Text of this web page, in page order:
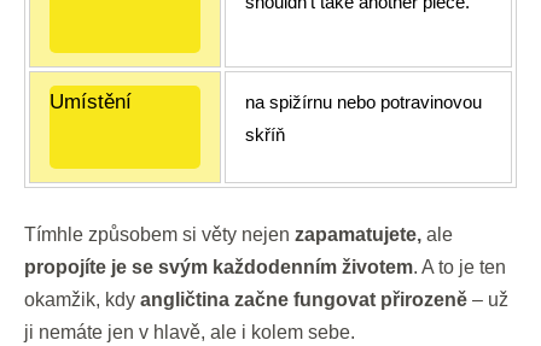
Umístění
na spižírnu nebo potravinovou
skříň
Tímhle způsobem si věty nejen zapamatujete, ale
propojíte je se svým každodenním životem. A to je ten
okamžik, kdy angličtina začne fungovat přirozeně – už
ji nemáte jen v hlavě, ale i kolem sebe.